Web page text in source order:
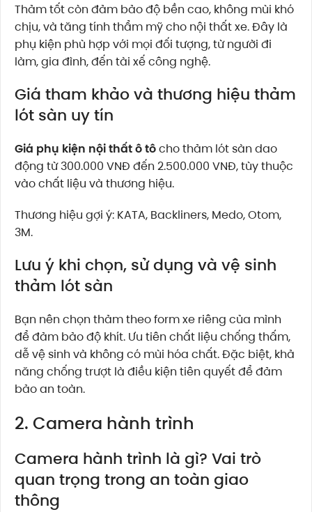
Thảm tốt còn đảm bảo độ bền cao, không mùi khó
chịu, và tăng tính thẩm mỹ cho nội thất xe. Đây là
phụ kiện phù hợp với mọi đối tượng, từ người đi
làm, gia đình, đến tài xế công nghệ.
Giá tham khảo và thương hiệu thảm
lót sàn uy tín
Giá phụ kiện nội thất ô tôcho thảm lót sàn dao
động từ 300.000 VNĐ đến 2.500.000 VNĐ, tùy thuộc
vào chất liệu và thương hiệu.
Thương hiệu gợi ý: KATA, Backliners, Medo, Otom,
3M.
Lưu ý khi chọn, sử dụng và vệ sinh
thảm lót sàn
Bạn nên chọn thảm theo form xe riêng của mình
để đảm bảo độ khít. Ưu tiên chất liệu chống thấm,
dễ vệ sinh và không có mùi hóa chất. Đặc biệt, khả
năng chống trượt là điều kiện tiên quyết để đảm
bảo an toàn.
2. Camera hành trình
Camera hành trình là gì? Vai trò
quan trọng trong an toàn giao
thông